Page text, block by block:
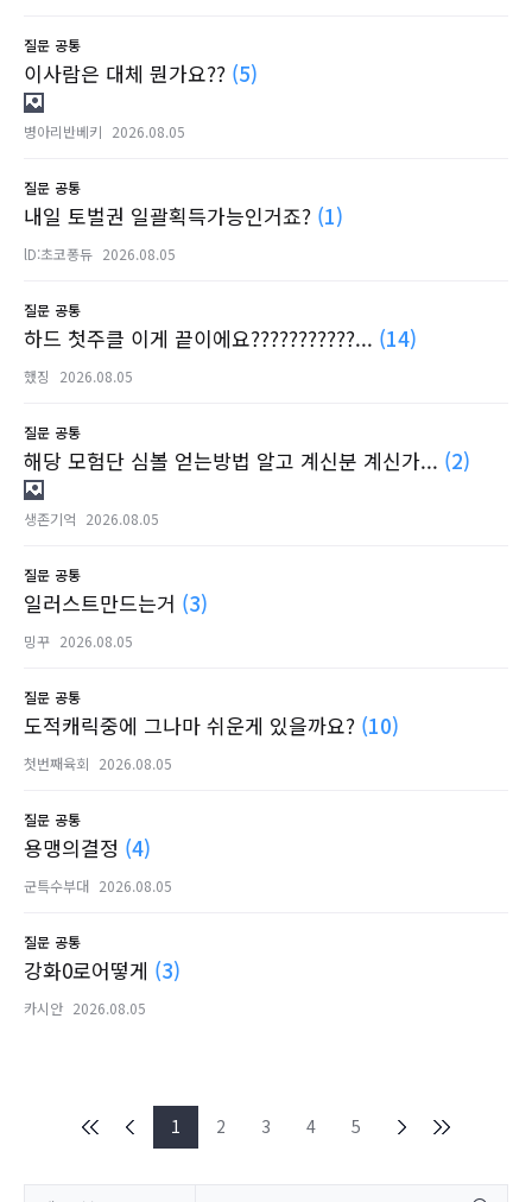
질문 공통
이사람은 대체 뭔가요?? (5)
병아리반베키 2026.08.05
질문 공통
내일 토벌권 일괄획득가능인거죠? (1)
lD:초코퐁듀 2026.08.05
질문 공통
하드 첫주클 이게 끝이에요???????????... (14)
했징 2026.08.05
질문 공통
해당 모험단 심볼 얻는방법 알고 계신분 계신가... (2)
생존기억 2026.08.05
질문 공통
일러스트만드는거 (3)
밍꾸 2026.08.05
질문 공통
도적캐릭중에 그나마 쉬운게 있을까요? (10)
첫번째육회 2026.08.05
질문 공통
용맹의결정 (4)
군특수부대 2026.08.05
질문 공통
강화0로어떻게 (3)
카시안 2026.08.05
1 2 3 4 5